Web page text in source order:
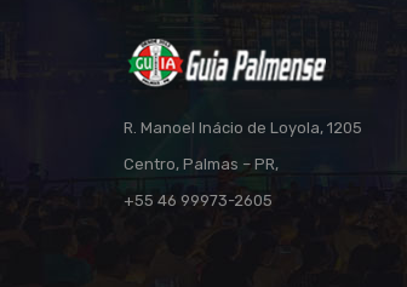
R. Manoel Inácio de Loyola, 1205
Centro, Palmas – PR,
+55 46 99973-2605